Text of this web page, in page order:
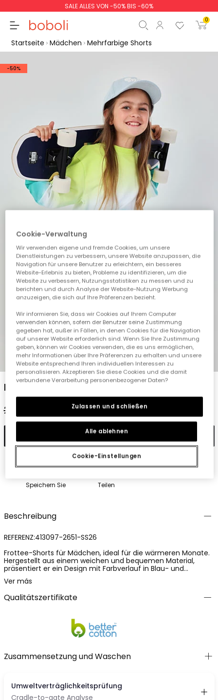
SALE ALLES VON -50% BIS -60%
0
weiter Start der Bestellung
Startseite Mädchen Mehrfarbige Shorts
-50%
1 2 3 4 5
Mehrfarbige Shorts
25,95 €
12,95 €
In den Warenkorb
Speichern Sie Teilen
Beschreibung
REFERENZ:413097-2651-SS26
Frottee-Shorts für Mädchen, ideal für die wärmeren Monate.
Hergestellt aus einem weichen und bequemen Material,
präsentiert er ein Design mit Farbverlauf in Blau- und
Grüntönen, das einen frischen und lebendigen Akzent setzt.
Perfekt für tägliche Aktivitäten dank seiner Funktionalität und
Bewegungsfreiheit. Erhältlich in Größen von 2 bis 14 Jahren.
Sein lässiger Stil macht es einfach, mit T-Shirts oder
Ver más
Qualitätszertifikate
Zusammensetzung und Waschen
Cookie-Verwaltung
Wir verwenden eigene und fremde Cookies, um unsere
Dienstleistungen zu verbessern, unsere Website anzupassen, die
Navigation für unsere Benutzer zu erleichtern, ein besseres
Website-Erlebnis zu bieten, Probleme zu identifizieren, um die
Website zu verbessern, Nutzungsstatistiken zu messen und zu
berichten und durch Analyse der Website-Nutzung Werbung
anzuzeigen, die sich auf Ihre Präferenzen bezieht.
Wir informieren Sie, dass wir Cookies auf Ihrem Computer
verwenden können, sofern der Benutzer seine Zustimmung
gegeben hat, außer in Fällen, in denen Cookies für die Navigation
auf unserer Website erforderlich sind. Wenn Sie Ihre Zustimmung
geben, können wir Cookies verwenden, die es uns ermöglichen,
mehr Informationen über Ihre Präferenzen zu erhalten und unsere
Website entsprechend Ihren individuellen Interessen zu
personalisieren. Akzeptieren Sie diese Cookies und die damit
verbundene Verarbeitung personenbezogener Daten?
Cookie-Einstellungen
Alle ablehnen
Zulassen und schließen